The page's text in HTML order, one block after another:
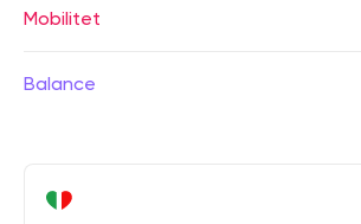
Mobilitet
Balance